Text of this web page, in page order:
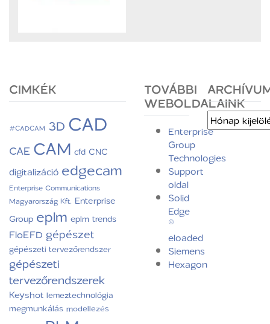
CIMKÉK
#CADCAM 3DCAD
CAE CAM cfd CNC
digitalizáció edgecam
Enterprise Communications
Magyarország Kft. Enterprise
Group eplm eplm trends
FloEFD gépészet
gépészeti tervezőrendszer
gépészeti
tervezőrendszerek
Keyshot lemeztechnológia
megmunkálás modellezés
TOVÁBBI
WEBOLDALAINK
Enterprise
Group
Technologies
Support
oldal
Solid
Edge
®
eloaded
Siemens
Hexagon
Archívum